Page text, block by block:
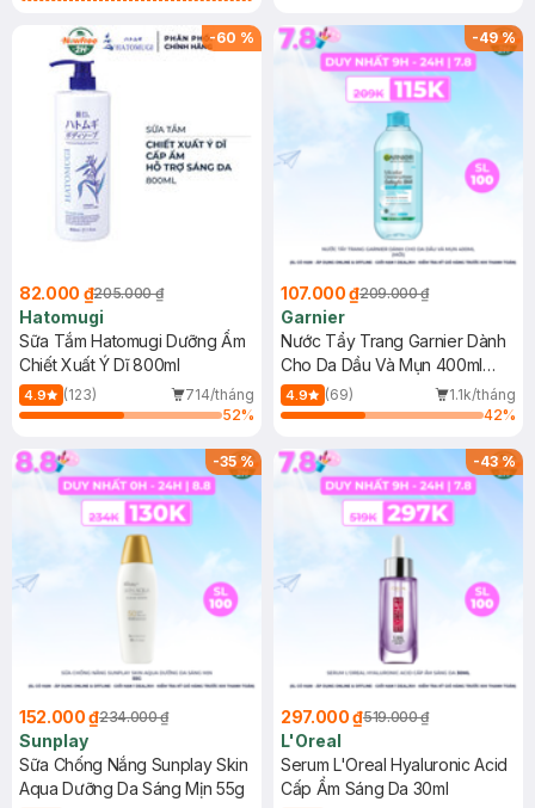
(SL có hạn)
-60 %
82.000 ₫205.000 ₫
Hatomugi
Sữa Tắm Hatomugi Dưỡng Ẩm
Chiết Xuất Ý Dĩ 800ml
4.9 (123)
714/tháng
52%
-49%
107.000 ₫209.000 ₫
Garnier
Nước Tẩy Trang Garnier Dành
Cho Da Dầu Và Mụn 400ml
(Mới)
4.9 (69)
1.1k/tháng
42%
-35%
152.000 ₫234.000 ₫
Sunplay
Sữa Chống Nắng Sunplay Skin
Aqua Dưỡng Da Sáng Mịn 55g
-43%
297.000 ₫519.000 ₫
L'Oreal
Serum L'Oreal Hyaluronic Acid
Cấp Ẩm Sáng Da 30ml